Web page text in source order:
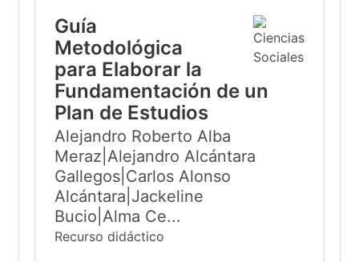
Guía
Metodológica
para Elaborar la
Fundamentación de un
Plan de Estudios
Alejandro Roberto Alba
Meraz|Alejandro Alcántara
Gallegos|Carlos Alonso
Alcántara|Jackeline
Bucio|Alma Ce...
Recurso didáctico